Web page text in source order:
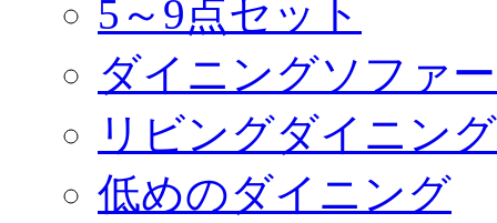
5～9点セット
ダイニングソファ
リビングダイニン
低めのダイニング